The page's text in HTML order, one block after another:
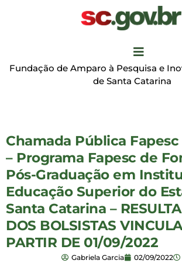
Fundação de Amparo à Pesquisa e
de Santa Catarina
Chamada Pública Fapesc
– Programa Fapesc de
Pós-Graduação em
Educação Superior do
Santa Catarina –
DOS BOLSISTAS
PARTIR DE 01/09/2022
Gabriela Garcia 02/09/2022